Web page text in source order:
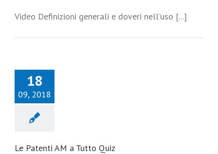
Video Definizioni generali e doveri nell'uso [...]
18
09, 2018
Le Patenti AM a Tutto Quiz